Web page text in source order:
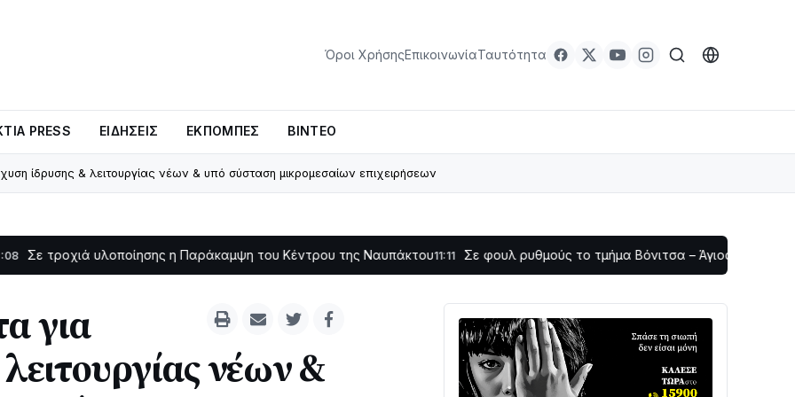
Όροι ΧρήσηςΕπικοινωνίαΤαυτότητα
PRESS ΕΙΔΉΣΕΙΣ ΕΚΠΟΜΠΈΣ ΒΊΝΤΕΟ
ίδρυσης & λειτουργίας νέων & υπό σύσταση μικρομεσαίων επιχειρήσεων
υλοποίησης η Παράκαμψη του Κέντρου της Ναυπάκτου11:11 Σε φουλ ρυθμούς το τμήμα Βόνιτσα – Άγιος Νικόλαος |
για
νέων &